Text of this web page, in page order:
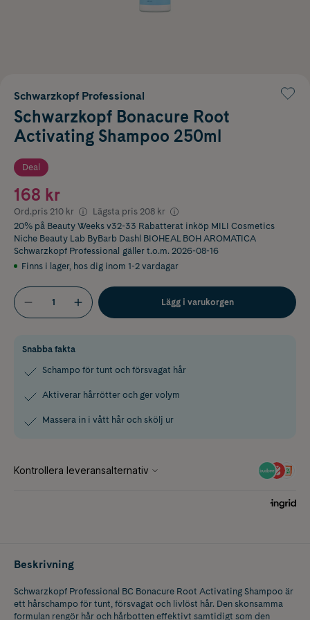
Schwarzkopf Professional
Schwarzkopf Bonacure Root
Activating Shampoo 250ml
Deal
168 kr
Ord.pris 210 kr Lägsta pris 208 kr
20% på Beauty Weeks v32-33 Rabatterat inköp MILI Cosmetics
Niche Beauty Lab ByBarb Dashl BIOHEAL BOH AROMATICA
Schwarzkopf Professional gäller t.o.m. 2026-08-16
Finns i lager, hos dig inom 1-2 vardagar
Lägg i varukorgen
Snabba fakta
Schampo för tunt och försvagat hår
Aktiverar hårrötter och ger volym
Massera in i vått hår och skölj ur
Beskrivning
Schwarzkopf Professional BC Bonacure Root Activating Shampoo är
ett hårschampo för tunt, försvagat och livlöst hår. Den skonsamma
formulan rengör hår och hårbotten effektivt samtidigt som den